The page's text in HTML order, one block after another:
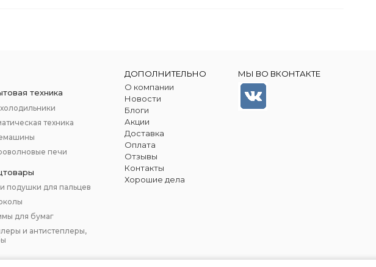
техника
техника
печи
и подушки для пальцев
для бумаг
и антистеплеры,
ДОПОЛНИТЕЛЬНО
О компании
Новости
Блоги
Акции
Доставка
Оплата
Отзывы
Контакты
Хорошие дела
МЫ ВО ВКОНТАКТЕ